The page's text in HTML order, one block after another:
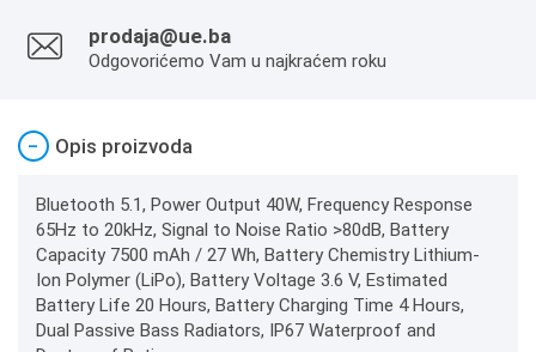
prodaja@ue.ba
Odgovorićemo Vam u najkraćem roku
− Opis proizvoda
Bluetooth 5.1, Power Output 40W, Frequency Response
65Hz to 20kHz, Signal to Noise Ratio >80dB, Battery
Capacity 7500 mAh / 27 Wh, Battery Chemistry Lithium-
Ion Polymer (LiPo), Battery Voltage 3.6 V, Estimated
Battery Life 20 Hours, Battery Charging Time 4 Hours,
Dual Passive Bass Radiators, IP67 Waterproof and